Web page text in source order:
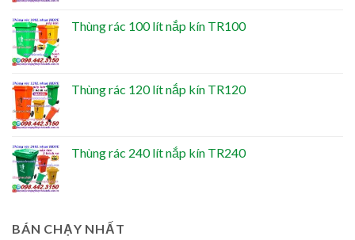
Thùng rác 100 lít nắp kín TR100
Thùng rác 120 lít nắp kín TR120
Thùng rác 240 lít nắp kín TR240
BÁN CHẠY NHẤT